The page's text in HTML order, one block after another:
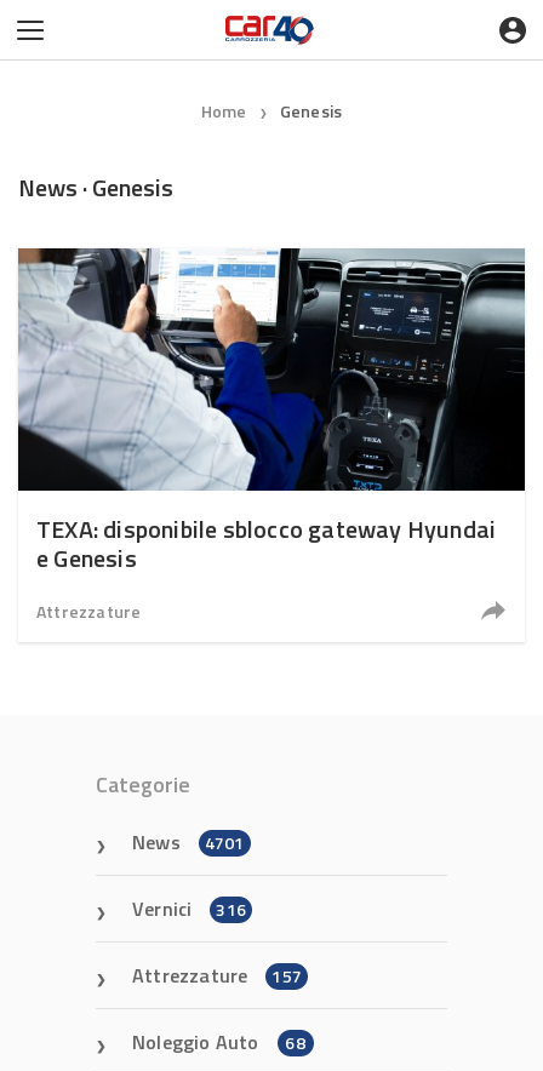
Home ❯ Genesis
News · Genesis
TEXA: disponibile sblocco gateway Hyundai
e Genesis
Attrezzature
Categorie
News 4701
Vernici 316
Attrezzature 157
Noleggio Auto 68